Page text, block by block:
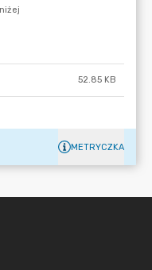
52.85 KB
METRYCZKA